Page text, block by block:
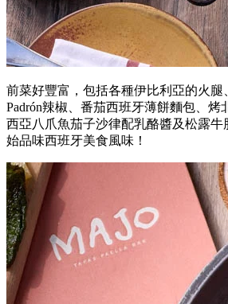
前菜好豐富，包括各種伊比利亞的火腿
Padrón辣椒、番茄西班牙薄餅麵包、烤
西亞八爪魚茄子沙律配乳酪醬及松露牛
始品味西班牙美食風味！